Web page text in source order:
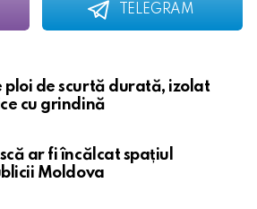
TELEGRAM
ploi de scurtă durată, izolat
cu grindină
ar fi încălcat spațiul
Moldova